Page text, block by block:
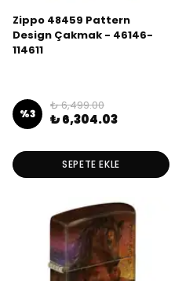
Zippo 48459 Pattern
Design Çakmak - 46146-
114611
%3
₺ 6,499.00
₺ 6,304.03
SEPETE EKLE